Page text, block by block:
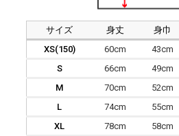
サイズ 身丈 身巾
XS(150)
60cm 43cm
S
66cm 49cm
M
70cm 52cm
L
74cm 55cm
XL
78cm 58cm